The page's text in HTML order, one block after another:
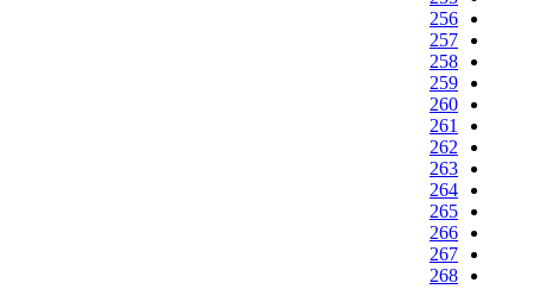
256
257
258
259
260
261
262
263
264
265
266
267
268